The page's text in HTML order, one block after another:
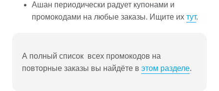
Ашан периодически радует купонами и
промокодами на любые заказы. Ищите их тут.
А полный список всех промокодов на
повторные заказы вы найдёте в этом разделе.